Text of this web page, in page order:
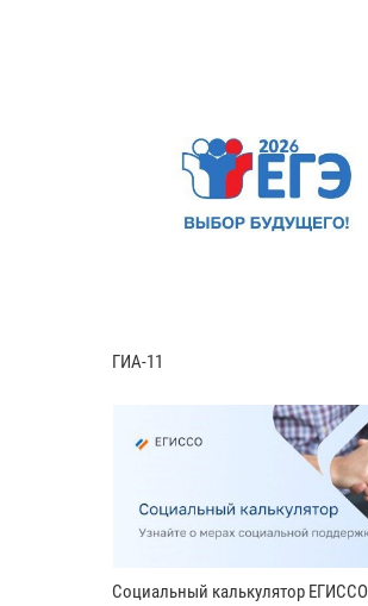
ГИА-11
Социальный калькулятор ЕГИССО